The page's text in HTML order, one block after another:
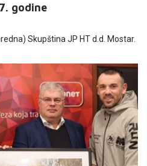
godine
Skupština JP HT d.d. Mostar.